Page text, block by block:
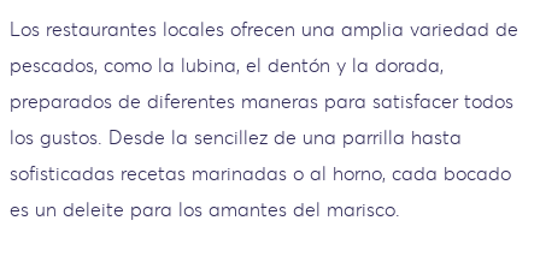
Los restaurantes locales ofrecen una amplia variedad de
pescados, como la lubina, el dentón y la dorada,
preparados de diferentes maneras para satisfacer todos
los gustos. Desde la sencillez de una parrilla hasta
sofisticadas recetas marinadas o al horno, cada bocado
es un deleite para los amantes del marisco.